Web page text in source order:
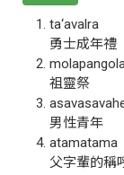
ta‘avalra
勇士成年禮
祖靈祭
男性青年
atamatama
父字輩的稱